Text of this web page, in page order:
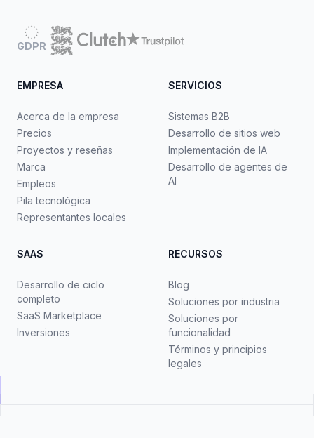
GDPR
EMPRESA
Acerca de la empresa
Precios
Proyectos y reseñas
Marca
Empleos
Pila tecnológica
Representantes locales
SERVICIOS
Sistemas B2B
Desarrollo de sitios web
Implementación de IA
Desarrollo de agentes de
AI
SAAS
Desarrollo de ciclo
completo
SaaS Marketplace
Inversiones
RECURSOS
Blog
Soluciones por industria
Soluciones por
funcionalidad
Términos y principios
legales